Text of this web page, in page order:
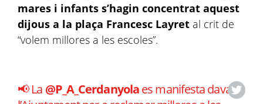
mares i infants s’hagin concentrat aquest
dijous a la plaça Francesc Layret al crit de
“volem millores a les escoles”.
📢 La @P_A_Cerdanyolaes manifesta davant